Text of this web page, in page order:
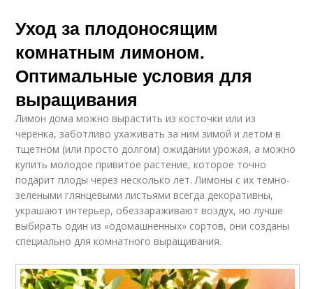
Уход за плодоносящим
комнатным лимоном.
Оптимальные условия для
выращивания
Лимон дома можно вырастить из косточки или из
черенка, заботливо ухаживать за ним зимой и летом в
тщетном (или просто долгом) ожидании урожая, а можно
купить молодое привитое растение, которое точно
подарит плоды через несколько лет. Лимоны с их темно-
зелеными глянцевыми листьями всегда декоративны,
украшают интерьер, обеззараживают воздух, но лучше
выбирать один из «одомашненных» сортов, они созданы
специально для комнатного выращивания.